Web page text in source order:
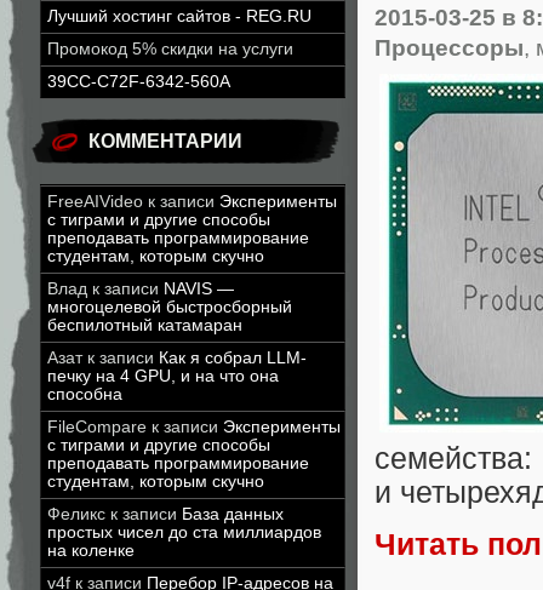
Лучший хостинг сайтов - REG.RU
Промокод 5% скидки на услуги
39CC-C72F-6342-560A
КОММЕНТАРИИ
FreeAIVideo к записи Эксперименты
с тиграми и другие способы
преподавать программирование
студентам, которым скучно
Влад к записи NAVIS —
многоцелевой быстросборный
беспилотный катамаран
Азатк записи Как я собрал LLM-
печку на 4 GPU, и на что она
способна
FileCompare к записи Эксперименты
с тиграми и другие способы
преподавать программирование
студентам, которым скучно
Феликс к записи База данных
простых чисел до ста миллиардов
на коленке
v4f к записи Перебор IP-адресов на
2015-03-25 в
Процессоры,
и
Читать